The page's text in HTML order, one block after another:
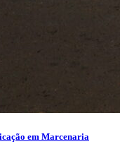
em Marcenaria